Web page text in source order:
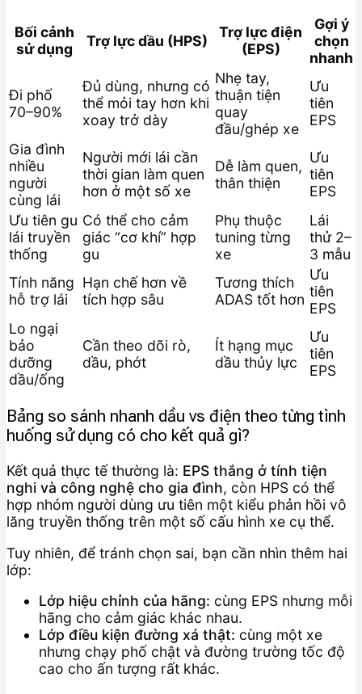
Bối cảnh
sử dụng
Trợ lực dầu (HPS)
Trợ lực điện
(EPS)
Gợi ý
chọn
nhanh
Đi phố
70–90%
Đủ dùng, nhưng có
thể mỏi tay hơn khi
xoay trở dày
Nhẹ tay,
thuận tiện
quay
đầu/ghép xe
Ưu
tiên
EPS
Gia đình
nhiều
người
cùng lái
Người mới lái cần
thời gian làm quen
hơn ở một số xe
Dễ làm quen,
thân thiện
Ưu
tiên
EPS
Ưu tiên gu
lái truyền
thống
Có thể cho cảm
giác “cơ khí” hợp
gu
Phụ thuộc
tuning từng
xe
Lái
thử 2–
3 mẫu
Tính năng
hỗ trợ lái
Hạn chế hơn về
tích hợp sâu
Tương thích
ADAS tốt hơn
Ưu
tiên
EPS
Lo ngại
bảo
dưỡng
dầu/ống
Cần theo dõi rò,
dầu, phớt
Ít hạng mục
dầu thủy lực
Ưu
tiên
EPS
Bảng so sánh nhanh dầu vs điện theo từng tình
huống sử dụng có cho kết quả gì?
Kết quả thực tế thường là: EPS thắng ở tính tiện
nghi và công nghệ cho gia đình, còn HPS có thể
hợp nhóm người dùng ưu tiên một kiểu phản hồi vô
lăng truyền thống trên một số cấu hình xe cụ thể.
Tuy nhiên, để tránh chọn sai, bạn cần nhìn thêm hai
lớp:
Lớp hiệu chỉnh của hãng: cùng EPS nhưng mỗi
hãng cho cảm giác khác nhau.
Lớp điều kiện đường xá thật: cùng một xe
nhưng chạy phố chật và đường trường tốc độ
cao cho ấn tượng rất khác.